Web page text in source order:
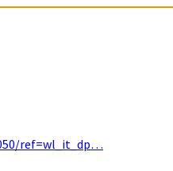
ref=wl_it_dp…